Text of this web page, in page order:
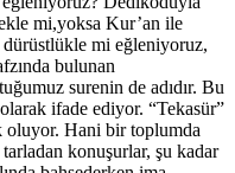
mi,yoksa Kur’an ile
dürüstlükle mi eğleniyoruz,
bulunan
surenin de adıdır. Bu
ifade ediyor. “Tekasür”
oluyor. Hani bir toplumda
konuşurlar, şu kadar